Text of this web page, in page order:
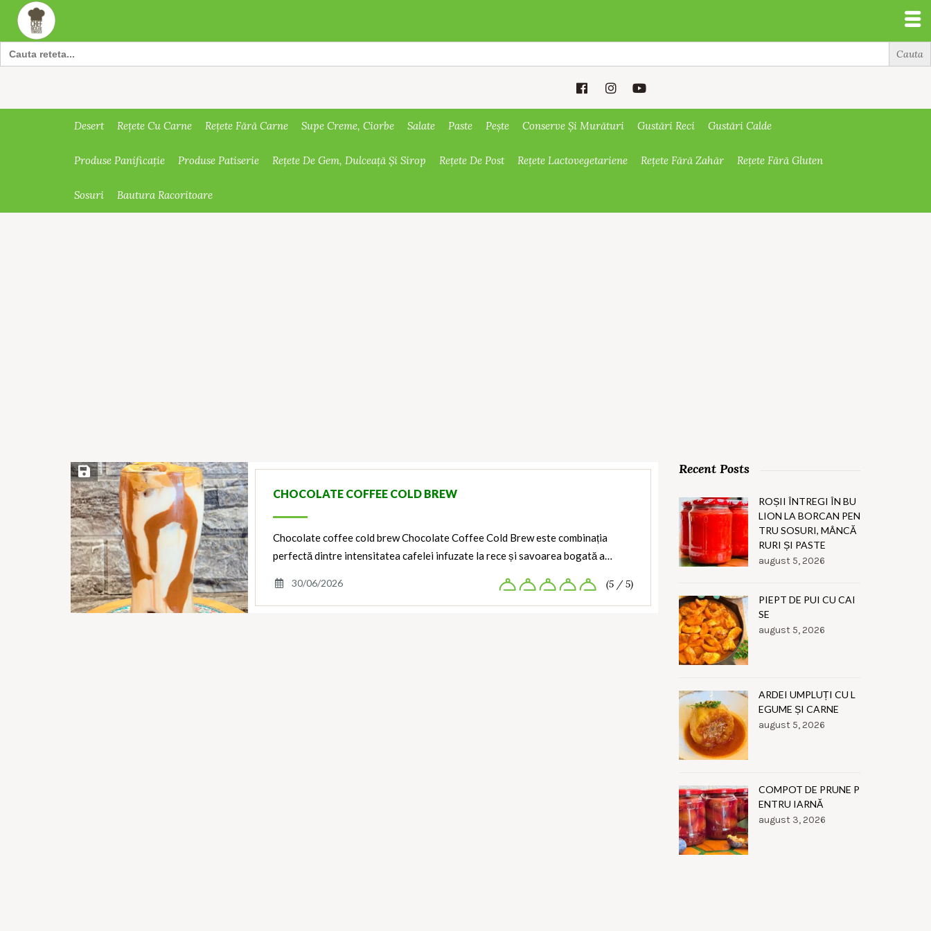
Search
for:
Desert Rețete Cu Carne Rețete Fără Carne Supe Creme, Ciorbe Salate Paste Pește Conserve Și Murături Gustări Reci Gustări Calde
Produse Panificație Produse Patiserie Rețete De Gem, Dulceață Și Sirop Rețete De Post Rețete Lactovegetariene Rețete Fără Zahăr Rețete Fără Gluten
Sosuri Bautura Racoritoare
Save Recipe
CHOCOLATE COFFEE COLD BREW
Chocolate coffee cold brew Chocolate Coffee Cold Brew este combinația
perfectă dintre intensitatea cafelei infuzate la rece și savoarea bogată a…
30/06/2026 (5 / 5)
Recent Posts
ROȘII ÎNTREGI ÎN BU
LION LA BORCAN PEN
TRU SOSURI, MÂNCĂ
RURI ȘI PASTE
august 5, 2026
PIEPT DE PUI CU CAI
SE
august 5, 2026
ARDEI UMPLUȚI CU L
EGUME ȘI CARNE
august 5, 2026
COMPOT DE PRUNE P
ENTRU IARNĂ
august 3, 2026